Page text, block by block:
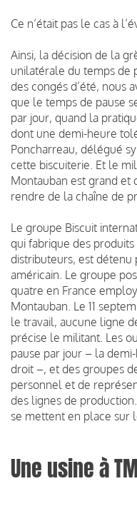
Ce n’était pas le cas à
Ainsi, la décision de la
unilatérale du temps de
des congés d’été, nous
que le temps de pause
par jour, quand la
dont une demi-heure
Poncharreau, délégué
cette biscuiterie. Et le
Montauban est grand et
rendre de la chaîne de
Le groupe Biscuit
qui fabrique des
distributeurs, est détenu
américain. Le groupe
quatre en France
Montauban. Le 11
le travail, aucune ligne
précise le militant. Les
pause par jour – la
droit –, et des groupes
personnel et de
des lignes de
se mettent en place sur
Une usine à